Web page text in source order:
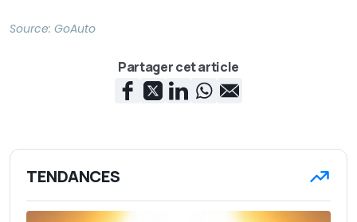
Source: GoAuto
Partager cet article
TENDANCES